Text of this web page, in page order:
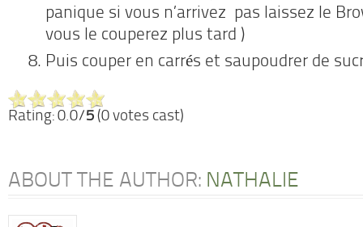
panique si vous n’arrivez pas laissez le
vous le couperez plus tard )
Puis couper en carrés et saupoudrer de
Rating: 0.0/5 (0 votes cast)
ABOUT THE AUTHOR: NATHALIE